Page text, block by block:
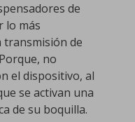
de
lo más
transmisión de
no
el dispositivo, al
se activan una
de su boquilla.